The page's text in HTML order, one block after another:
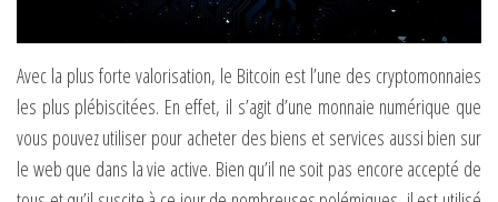
Avec la plus forte valorisation, le Bitcoin est l’une des cryptomonnaies
les plus plébiscitées. En effet, il s’agit d’une monnaie numérique que
vous pouvez utiliser pour acheter des biens et services aussi bien sur
le web que dans la vie active. Bien qu’il ne soit pas encore accepté de